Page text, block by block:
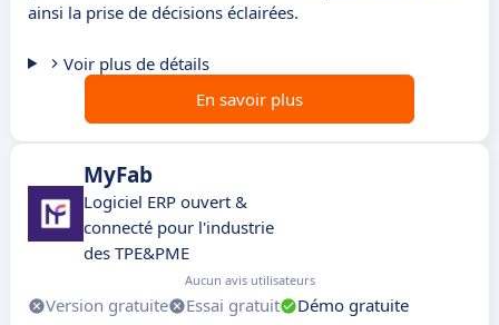
ainsi la prise de décisions éclairées.
Voir plus de détails
En savoir plus
MyFab
Logiciel ERP ouvert &
connecté pour l'industrie
des TPE&PME
Aucun avis utilisateurs
Version gratuite Essai gratuit
Démo gratuite